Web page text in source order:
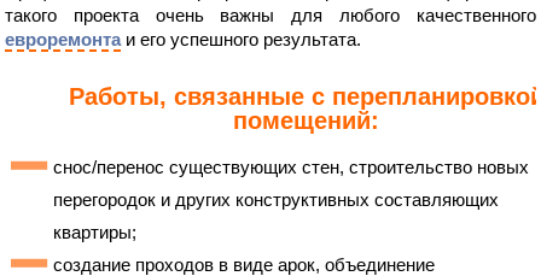
такого проекта очень важны для любого качественного
евроремонтаи его успешного результата.
Работы, связанные с
помещений:
снос/перенос существующих стен, строительство новых
перегородок и других конструктивных составляющих
квартиры;
создание проходов в виде арок, объединение